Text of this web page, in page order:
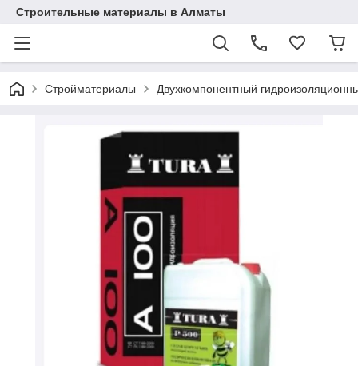
Строительные материалы в Алматы
Стройматериалы Двухкомпонентный